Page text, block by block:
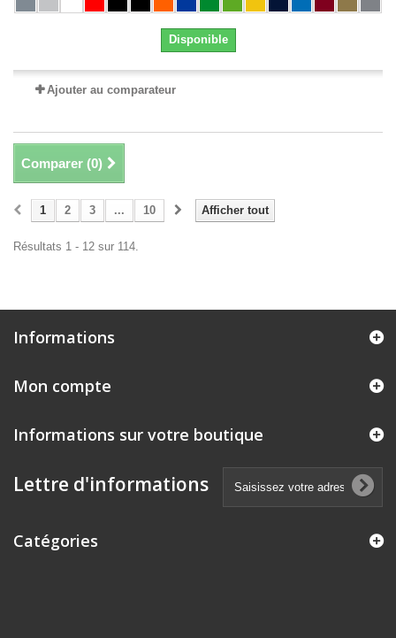
Disponible
Ajouter au comparateur
Comparer (0)
Afficher tout
1 2 3 ... 10
Résultats 1 - 12 sur 114.
Informations
Mon compte
Informations sur votre boutique
Lettre d'informations
Catégories